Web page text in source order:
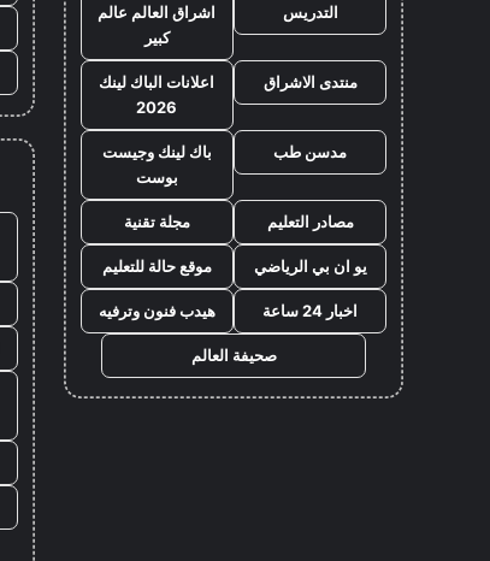
التدريس
اشراق العالم عالم
كبير
منتدى الاشراق
اعلانات الباك لينك
2026
مدسن طب
باك لينك وجيست
بوست
مصادر التعليم مجلة تقنية
يو ان بي الرياضي موقع حالة للتعليم
اخبار 24 ساعة هيدب فنون وترفيه
صحيفة العالم